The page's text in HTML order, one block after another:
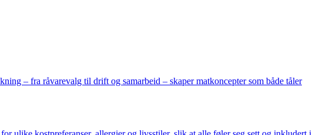
– fra råvarevalg til drift og samarbeid – skaper matkoncepter som både tåler